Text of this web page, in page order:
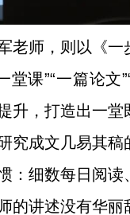
老师，则以《
堂课”“一篇论
升，打造出一
究成文几易其
：细数每日阅
的讲述没有华